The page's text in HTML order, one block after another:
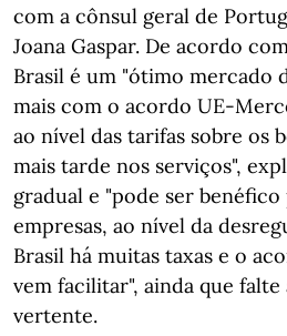
com a cônsul geral de
Joana Gaspar. De acordo
Brasil é um "ótimo mercado
mais com o acordo UE-
ao nível das tarifas sobre os
mais tarde nos serviços",
gradual e "pode ser benéfico
empresas, ao nível da
Brasil há muitas taxas e o
vem facilitar", ainda que
vertente.